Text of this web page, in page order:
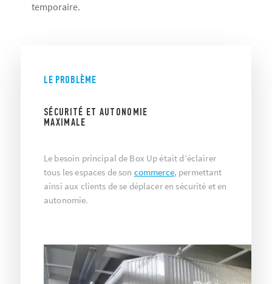
temporaire.
LE PROBLÈME
SÉCURITÉ ET AUTONOMIE
MAXIMALE
Le besoin principal de Box Up était d’éclairer
tous les espaces de son commerce, permettant
ainsi aux clients de se déplacer en sécurité et en
autonomie.